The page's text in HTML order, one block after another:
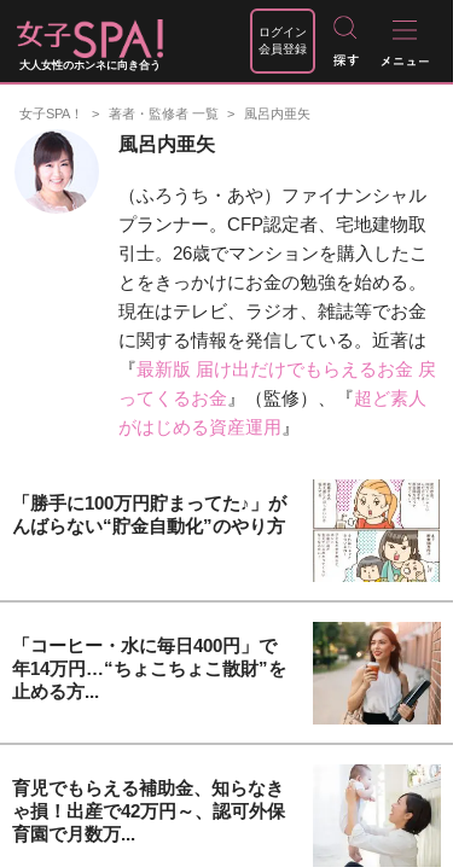
大人女性のホンネに向き合う
ログイン
会員登録
女子SPA！ 著者・監修者 一覧 風呂内亜矢
風呂内亜矢
（ふろうち・あや）ファイナンシャル
プランナー。CFP認定者、宅地建物取
引士。26歳でマンションを購入したこ
とをきっかけにお金の勉強を始める。
現在はテレビ、ラジオ、雑誌等でお金
に関する情報を発信している。近著は
『最新版 届け出だけでもらえるお金 戻
ってくるお金 』（監修）、『超ど素人
がはじめる資産運用 』
「勝手に100万円貯まってた♪」が
んばらない“貯金自動化”のやり方
「コーヒー・水に毎日400円」で
年14万円…“ちょこちょこ散財”を
止める方...
育児でもらえる補助金、知らなき
ゃ損！出産で42万円～、認可外保
育園で月数万...